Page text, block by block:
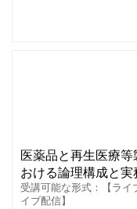
医薬品と再生医療
おける論理構成と実
受講可能な形式：【ライ
イブ配信】